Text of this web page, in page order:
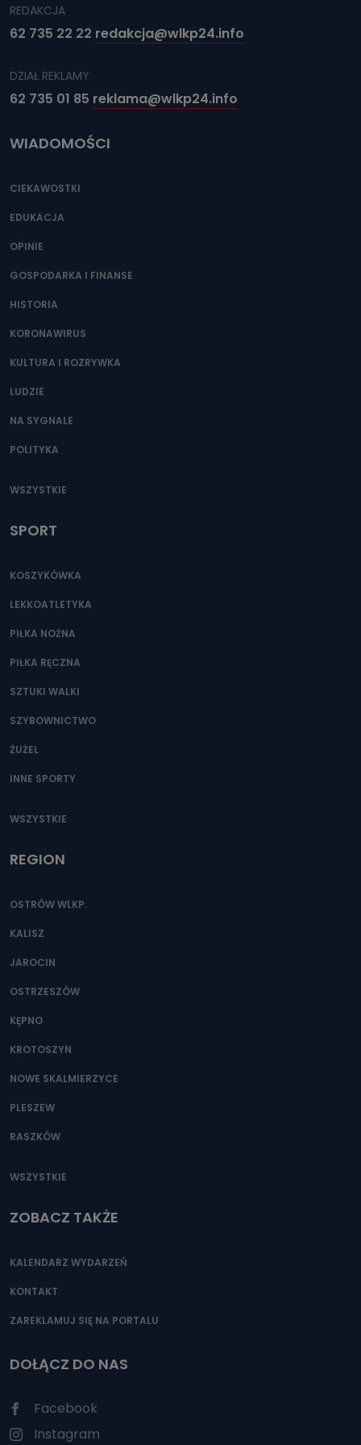
REDAKCJA
62 735 22 22 redakcja@wlkp24.info
DZIAŁ REKLAMY
62 735 01 85 reklama@wlkp24.info
WIADOMOŚCI
CIEKAWOSTKI
EDUKACJA
OPINIE
GOSPODARKA I FINANSE
HISTORIA
KORONAWIRUS
KULTURA I ROZRYWKA
LUDZIE
NA SYGNALE
POLITYKA
WSZYSTKIE
SPORT
KOSZYKÓWKA
LEKKOATLETYKA
PIŁKA NOŻNA
PIŁKA RĘCZNA
SZTUKI WALKI
SZYBOWNICTWO
ŻUŻEL
INNE SPORTY
WSZYSTKIE
REGION
OSTRÓW WLKP.
KALISZ
JAROCIN
OSTRZESZÓW
KĘPNO
KROTOSZYN
NOWE SKALMIERZYCE
PLESZEW
RASZKÓW
WSZYSTKIE
ZOBACZ TAKŻE
KALENDARZ WYDARZEŃ
KONTAKT
ZAREKLAMUJ SIĘ NA PORTALU
DOŁĄCZ DO NAS
Facebook
Instagram